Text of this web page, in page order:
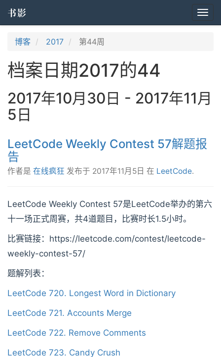
书影
博客 2017 第44周
档案日期2017的44
2017年10月30日 - 2017年11月
5日
LeetCode Weekly Contest 57解题报
告
作者是 在线疯狂 发布于 2017年11月5日 在 LeetCode.
LeetCode Weekly Contest 57是LeetCode举办的第六
十一场正式周赛，共4道题目，比赛时长1.5小时。
比赛链接：https://leetcode.com/contest/leetcode-
weekly-contest-57/
题解列表：
LeetCode 720. Longest Word in Dictionary
LeetCode 721. Accounts Merge
LeetCode 722. Remove Comments
LeetCode 723. Candy Crush